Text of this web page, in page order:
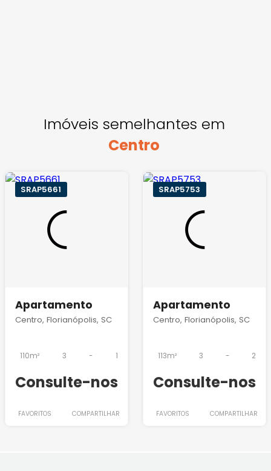
Imóveis semelhantes em
Centro
SRAP5661
Apartamento
Centro, Florianópolis, SC
110m² 3 - 1
Consulte-nos
FAVORITOS COMPARTILHAR
SRAP5753
Apartamento
Centro, Florianópolis, SC
113m² 3 - 2
Consulte-nos
FAVORITOS COMPARTILHAR